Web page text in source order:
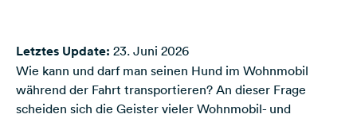
Letztes Update: 23. Juni 2026
Wie kann und darf man seinen Hund im Wohnmobil
während der Fahrt transportieren? An dieser Frage
scheiden sich die Geister vieler Wohnmobil- und